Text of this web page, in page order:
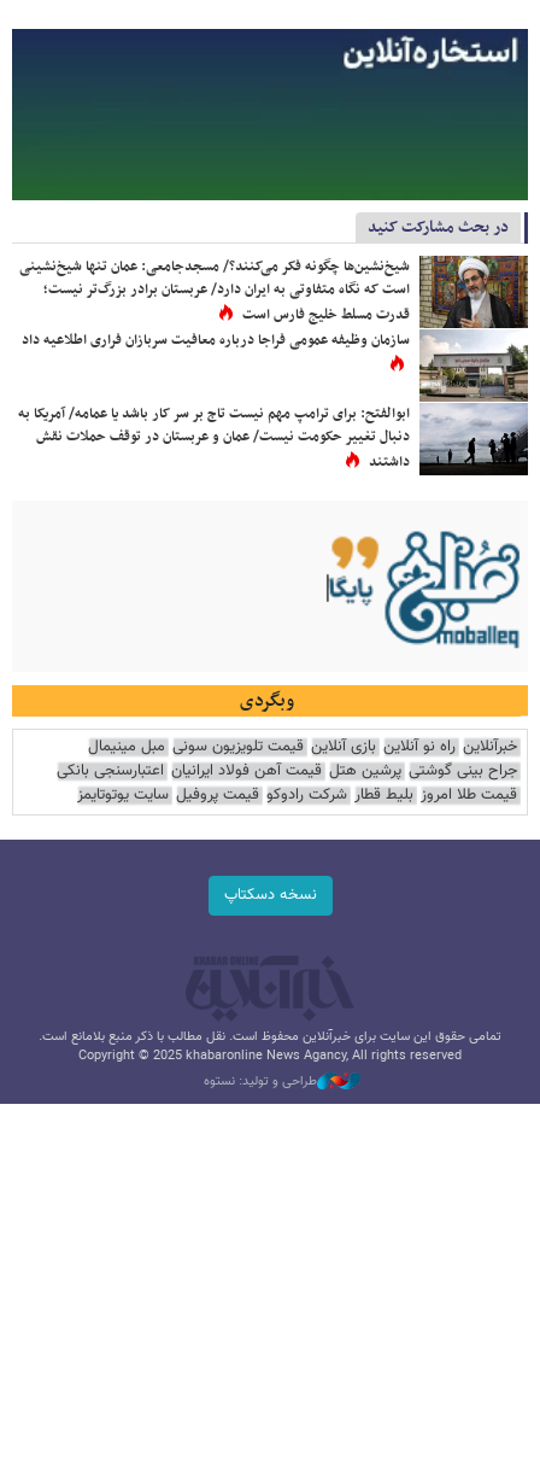
در بحث مشارکت کنید
شیخ‌نشین‌ها چگونه فکر می‌کنند؟/ مسجدجامعی: عمان تنها شیخ‌نشینی
است که نگاه متفاوتی به ایران دارد/ عربستان برادر بزرگ‌تر نیست؛
قدرت مسلط خلیج فارس است
سازمان وظیفه عمومی فراجا درباره معافیت سربازان فراری اطلاعیه داد
ابوالفتح: برای ترامپ مهم نیست تاج بر سر کار باشد یا عمامه/ آمریکا به
دنبال تغییر حکومت نیست/ عمان و عربستان در توقف حملات نقش
داشتند
وبگردی
خبرآنلاین راه نو آنلاین بازی آنلاین قیمت تلویزیون سونی مبل مینیمال
جراح بینی گوشتی پرشین هتل قیمت آهن فولاد ایرانیان اعتبارسنجی بانکی
قیمت طلا امروز بلیط قطار شرکت رادوکو قیمت پروفیل سایت یوتوتایمز
نسخه دسکتاپ
تمامی حقوق این سایت برای خبرآنلاین محفوظ است. نقل مطالب با ذکر منبع بلامانع است.
Copyright © 2025 khabaronline News Agancy, All rights reserved
طراحی و تولید: نستوه